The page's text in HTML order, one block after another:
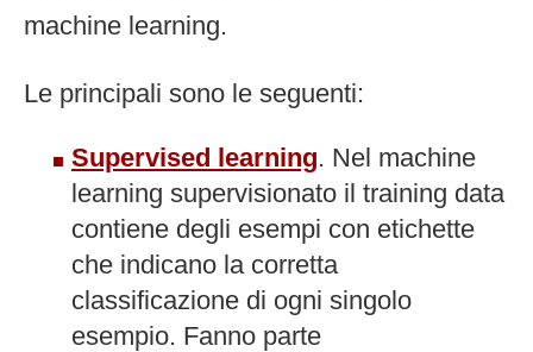
machine learning.
Le principali sono le seguenti:
Supervised learning. Nel machine
learning supervisionato il training data
contiene degli esempi con etichette
che indicano la corretta
classificazione di ogni singolo
esempio. Fanno parte